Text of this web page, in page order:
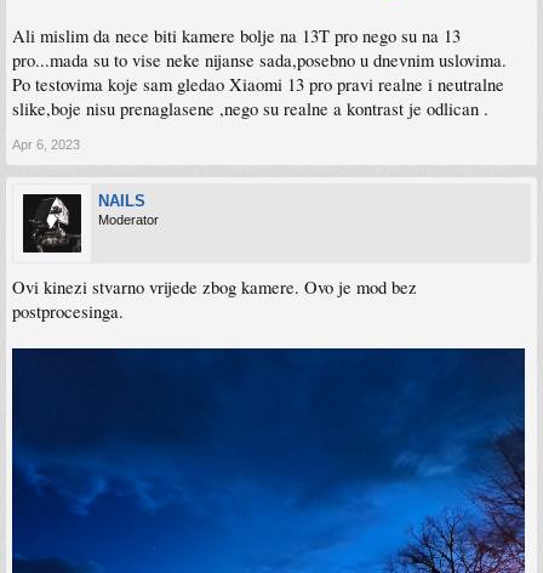
Ali mislim da nece biti kamere bolje na 13T pro nego su na 13
pro...mada su to vise neke nijanse sada,posebno u dnevnim uslovima.
Po testovima koje sam gledao Xiaomi 13 pro pravi realne i neutralne
slike,boje nisu prenaglasene ,nego su realne a kontrast je odlican .
Apr 6, 2023
NAILS
Moderator
Ovi kinezi stvarno vrijede zbog kamere. Ovo je mod bez
postprocesinga.